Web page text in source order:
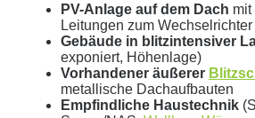
PV-Anlage auf dem Dach
Leitungen zum Wechselrichter
Gebäude in blitzintensiver
exponiert, Höhenlage)
Vorhandener äußerer
metallische Dachaufbauten
Empfindliche Haustechnik